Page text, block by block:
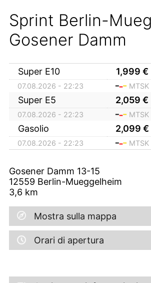
Sprint Berlin-
Gosener Damm
Super E10 1,999 €
07.08.2026 - 22:23 MTSK
Super E5 2,059 €
07.08.2026 - 22:23 MTSK
Gasolio 2,099 €
07.08.2026 - 22:23 MTSK
Gosener Damm 13-15
12559 Berlin-Mueggelheim
3,6 km
Mostra sulla mappa
Orari di apertura